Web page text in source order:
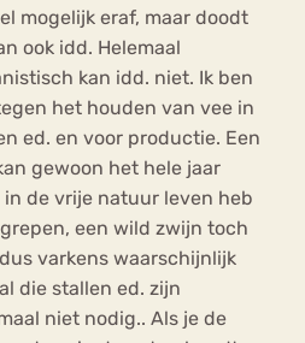
mogelijk eraf, maar doodt
ook idd. Helemaal
kan idd. niet. Ik ben
het houden van vee in
ed. en voor productie. Een
gewoon het hele jaar
in de vrije natuur leven heb
een wild zwijn toch
varkens waarschijnlijk
die stallen ed. zijn
niet nodig.. Als je de